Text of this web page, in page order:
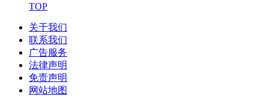
TOP
关于我们
联系我们
广告服务
法律声明
免责声明
网站地图